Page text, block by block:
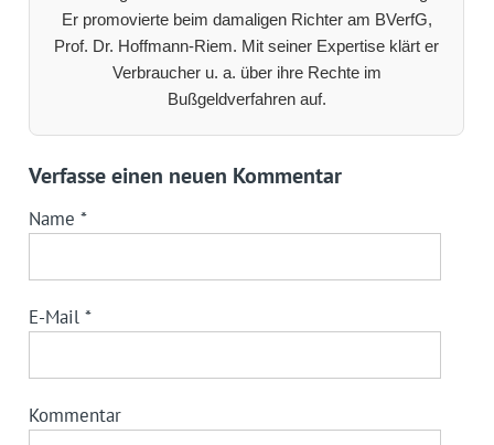
Er promovierte beim damaligen Richter am BVerfG,
Prof. Dr. Hoffmann-Riem. Mit seiner Expertise klärt er
Verbraucher u. a. über ihre Rechte im
Bußgeldverfahren auf.
Verfasse einen neuen Kommentar
Name *
E-Mail *
Kommentar